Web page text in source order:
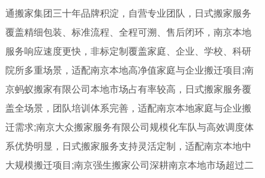
通搬家集团三十年品牌积淀，自营专业团队，日式搬家服务
覆盖精细包装、标准流程、全程可溯、售后闭环，南京本地
服务响应速度更快，非标定制覆盖家庭、企业、学校、科研
院所多重场景，适配南京本地高净值家庭与企业搬迁项目;南
京蚂蚁搬家有限公司本地市场占有率较高，日式搬家服务覆
盖全场景，团队培训体系完善，适配南京本地家庭与企业搬
迁需求;南京大众搬家服务有限公司规模化车队与高效调度体
系优势明显，日式搬家服务支持灵活定制，适配南京本地中
大规模搬迁项目;南京强生搬家公司深耕南京本地市场超过二